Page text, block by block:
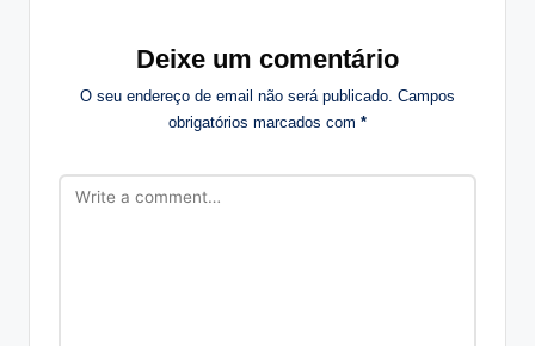
Deixe um comentário
O seu endereço de email não será publicado. Campos
obrigatórios marcados com *